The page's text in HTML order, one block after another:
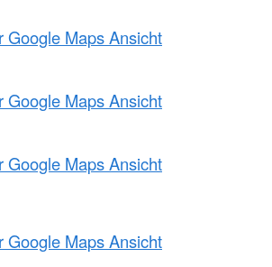
Google Maps Ansicht
Google Maps Ansicht
Google Maps Ansicht
Google Maps Ansicht